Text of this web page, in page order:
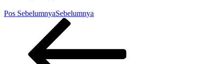
Pos SebelumnyaSebelumnya